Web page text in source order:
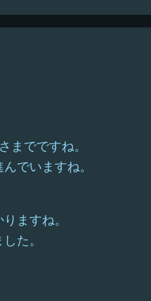
までですね。
でいますね。
ますね。
た。